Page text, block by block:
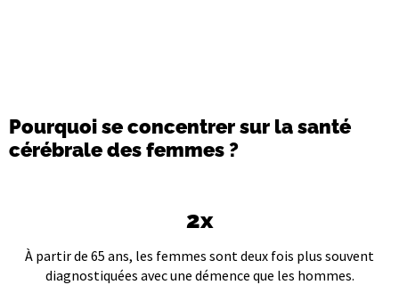
Pourquoi se concentrer sur la santé
cérébrale des femmes ?
2x
À partir de 65 ans, les femmes sont deux fois plus souvent
diagnostiquées avec une démence que les hommes.